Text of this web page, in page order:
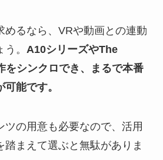
めるなら、VRや動画との連動
。 A10シリーズやThe
をシンクロでき、まるで本番
能です。
ツの用意も必要なので、活用
踏まえて選ぶと無駄がありま